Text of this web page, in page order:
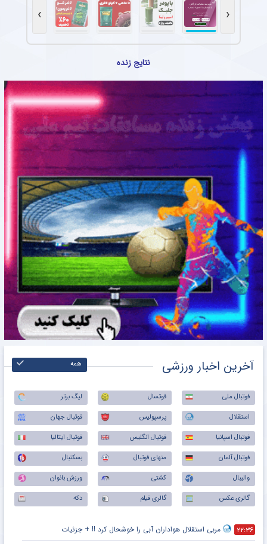
‹
›
نتایج زنده
آخرین اخبار ورزشی همه
فوتبال ملی فوتسال
لیگ برتر
استقلال
پرسپولیس
فوتبال جهان
فوتبال اسپانیا
فوتبال انگلیس
فوتبال ایتالیا
فوتبال آلمان
منهای فوتبال
بسکتبال
والیبال
کشتی
ورزش بانوان
گالری عکس
گالری فیلم دکه
۲۲:۳۶ مربی استقلال هواداران آبی را خوشحال کرد !! + جزئیات